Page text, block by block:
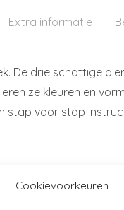
Cookievoorkeuren
Extra informatie
De drie schattige
ze kleuren en
stap voor stap